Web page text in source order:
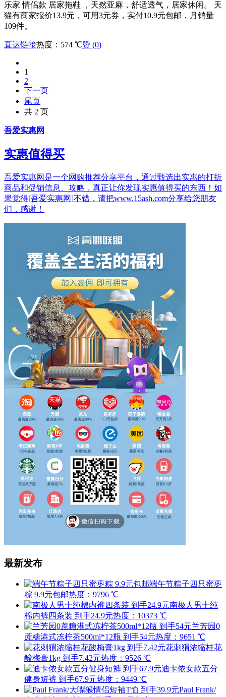
乐家 情侣款 居家拖鞋 ，天然亚麻，舒适透气，居家休闲。 天
猫有商家报价13.9元，可用3元券，实付10.9元包邮，月销量
109件。
直达链接热度：574 ℃赞 (0)
1
2
下一页
尾页
共 2 页
吾爱实惠网
实惠值得买
吾爱实惠网是一个网购推荐分享平台，通过甄选出实惠的打折
商品和促销信息、攻略，真正让你发现实惠值得买的东西！如
果觉得[吾爱实惠网]不错，请把www.15ash.com分享给您朋友
们，感谢！
最新发布
端午节粽子四只蜜枣
粽 9.9元包邮热度：9796 ℃
南极人男士纯
棉内裤四条装 到手24.9元热度：10373 ℃
兰芳园0
蔗糖港式冻柠茶500ml*12瓶 到手54元热度：9651 ℃
花刺猬浓缩桂花
酸梅膏1kg 到手7.42元热度：9526 ℃
迪卡侬女款五分
健身短裤 到手67.9元热度：9449 ℃
Paul Frank/